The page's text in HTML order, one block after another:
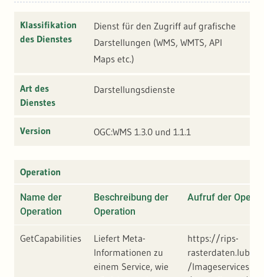
Klassifikation
des Dienstes
Dienst für den Zugriff auf grafische
Darstellungen (WMS, WMTS, API
Maps etc.)
Art des
Dienstes
Darstellungsdienste
Version OGC:WMS 1.3.0 und 1.1.1
Operation
Name der
Operation
Beschreibung der
Operation
Aufruf der
GetCapabilities
Liefert Meta-
Informationen zu
einem Service, wie
https://rips-
/Imageservices/